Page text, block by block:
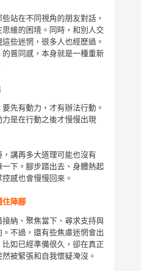
站在不同視角的朋友對話，
維的困境。同時，和別人交
些迷惘，很多人也經歷過。
普同感，本身就是一種重新
先有動力，才有辦法行動。
是在行動之後才慢慢出現
講再多大道理可能也沒有
下。腳步踏出去、身體熱起
感也會慢慢回來。
住陣腳
納、聚焦當下、尋求支持與
不過，還有些焦慮迷惘會出
如已經準備很久，卻在真正
被緊張和自我懷疑淹沒。